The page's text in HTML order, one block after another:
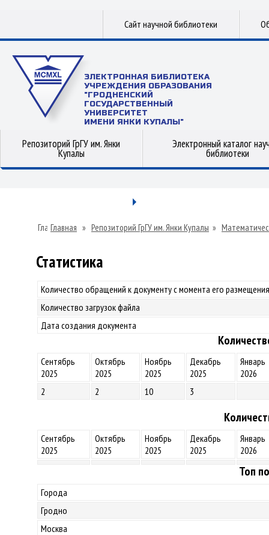
Сайт научной библиотеки
ЭЛЕКТРОННАЯ БИБЛИОТЕКА
УЧРЕЖДЕНИЯ ОБРАЗОВАНИЯ
"ГРОДНЕНСКИЙ
ГОСУДАРСТВЕННЫЙ
УНИВЕРСИТЕТ
ИМЕНИ ЯНКИ КУПАЛЫ"
Репозиторий ГрГУ им. Янки
Купалы
Электронный каталог
библиотеки
Главная » Репозиторий ГрГУ им. Янки Купалы »
Статистика
Количество обращений к документу с момента его
Количество загрузок файла
Дата создания документа
Сентябрь
2025
Октябрь
2025
Ноябрь
2025
Декабрь
2025
Январь
2026
2
2 10 3
Сентябрь
2025
Октябрь
2025
Ноябрь
2025
Декабрь
2025
Январь
2026
Топ
Города
Гродно
Москва